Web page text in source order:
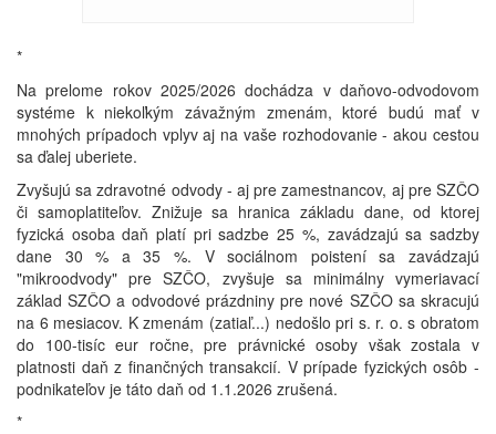
*
Na prelome rokov 2025/2026 dochádza v daňovo-odvodovom
systéme k niekoľkým závažným zmenám, ktoré budú mať v
mnohých prípadoch vplyv aj na vaše rozhodovanie - akou cestou
sa ďalej uberiete.
Zvyšujú sa zdravotné odvody - aj pre zamestnancov, aj pre SZČO
či samoplatiteľov. Znižuje sa hranica základu dane, od ktorej
fyzická osoba daň platí pri sadzbe 25 %, zavádzajú sa sadzby
dane 30 % a 35 %. V sociálnom poistení sa zavádzajú
"mikroodvody" pre SZČO, zvyšuje sa minimálny vymeriavací
základ SZČO a odvodové prázdniny pre nové SZČO sa skracujú
na 6 mesiacov. K zmenám (zatiaľ...) nedošlo pri s. r. o. s obratom
do 100-tisíc eur ročne, pre právnické osoby však zostala v
platnosti daň z finančných transakcií. V prípade fyzických osôb -
podnikateľov je táto daň od 1.1.2026 zrušená.
*